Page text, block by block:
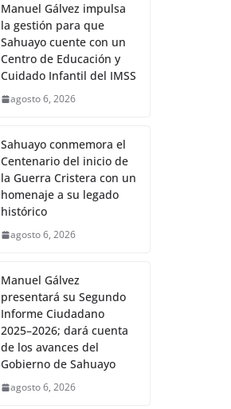
Manuel Gálvez impulsa
la gestión para que
Sahuayo cuente con un
Centro de Educación y
Cuidado Infantil del IMSS
agosto 6, 2026
Sahuayo conmemora el
Centenario del inicio de
la Guerra Cristera con un
homenaje a su legado
histórico
agosto 6, 2026
Manuel Gálvez
presentará su Segundo
Informe Ciudadano
2025–2026; dará cuenta
de los avances del
Gobierno de Sahuayo
agosto 6, 2026